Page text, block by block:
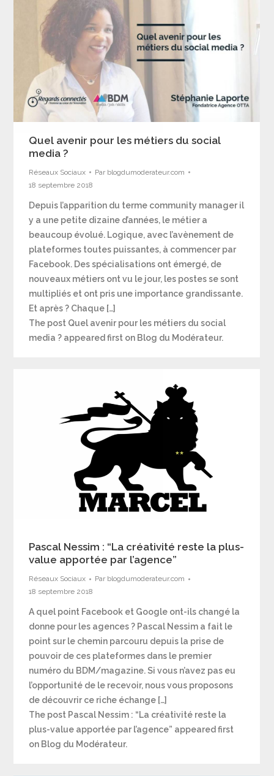
Quel avenir pour les métiers du social
media ?
Réseaux Sociaux Par blogdumoderateur.com
18 septembre 2018
Depuis l’apparition du terme community manager il
y a une petite dizaine d’années, le métier a
beaucoup évolué. Logique, avec l’avènement de
plateformes toutes puissantes, à commencer par
Facebook. Des spécialisations ont émergé, de
nouveaux métiers ont vu le jour, les postes se sont
multipliés et ont pris une importance grandissante.
Et après ? Chaque […]
The post Quel avenir pour les métiers du social
media ? appeared first on Blog du Modérateur.
Pascal Nessim : “La créativité reste la plus-
value apportée par l’agence”
Réseaux Sociaux Par blogdumoderateur.com
18 septembre 2018
A quel point Facebook et Google ont-ils changé la
donne pour les agences ? Pascal Nessim a fait le
point sur le chemin parcouru depuis la prise de
pouvoir de ces plateformes dans le premier
numéro du BDM/magazine. Si vous n’avez pas eu
l’opportunité de le recevoir, nous vous proposons
de découvrir ce riche échange […]
The post Pascal Nessim : “La créativité reste la
plus-value apportée par l’agence” appeared first
on Blog du Modérateur.